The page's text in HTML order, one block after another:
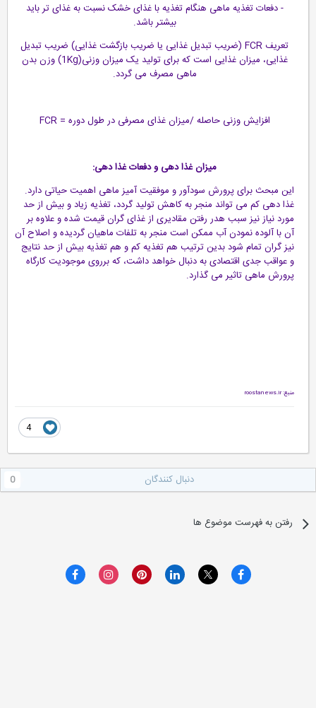
- دفعات تغذیه ماهی هنگام تغذیه با غذای خشک نسبت به غذای تر باید
بیشتر باشد.
تعریف FCR (ضریب تبدیل غذایی یا ضریب بازگشت غذایی) ضریب تبدیل
غذایی، میزان غذایی است که برای تولید یک میزان وزنی(1Kg) وزن بدن
ماهی مصرف می گردد.
افزایش وزنی حاصله /میزان غذای مصرفی در طول دوره = FCR
میزان غذا دهی و دفعات غذا دهی:
این مبحث برای پرورش سودآور و موفقیت آمیز ماهی اهمیت حیاتی دارد.
غذا دهی کم می تواند منجر به کاهش تولید گردد، تغذیه زیاد و بیش از حد
مورد نیاز نیز سبب هدر رفتن مقادیری از غذای گران قیمت شده و علاوه بر
آن با آلوده نمودن آب ممکن است منجر به تلفات ماهیان گردیده و اصلاح آن
نیز گران تمام شود بدین ترتیب هم تغذیه کم و هم تغذیه بیش از حد نتایج
و عواقب جدی اقتصادی به دنبال خواهد داشت، که برروی موجودیت کارگاه
پرورش ماهی تاثیر می گذارد.
منبع: roostanews.ir
دنبال کنندگان
رفتن به فهرست موضوع ها